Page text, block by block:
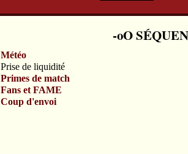
Météo
Prise de liquidité
Primes de match
Fans et FAME
Coup d'envoi